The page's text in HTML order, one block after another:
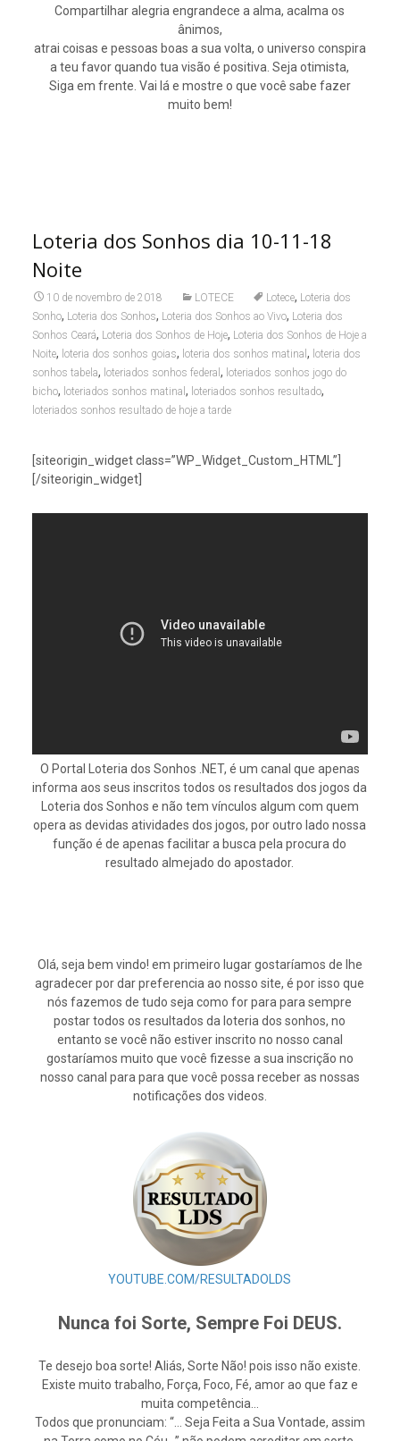
Compartilhar alegria engrandece a alma, acalma os
ânimos,
atrai coisas e pessoas boas a sua volta, o universo conspira
a teu favor quando tua visão é positiva. Seja otimista,
Siga em frente. Vai lá e mostre o que você sabe fazer
muito bem!
Loteria dos Sonhos dia 10-11-18
Noite
10 de novembro de 2018 LOTECE Lotece, Loteria dos
Sonho, Loteria dos Sonhos, Loteria dos Sonhos ao Vivo, Loteria dos
Sonhos Ceará, Loteria dos Sonhos de Hoje, Loteria dos Sonhos de Hoje a
Noite, loteria dos sonhos goias, loteria dos sonhos matinal , loteria dos
sonhos tabela, loteriados sonhos federal , loteriados sonhos jogo do
bicho, loteriados sonhos matinal , loteriados sonhos resultado,
loteriados sonhos resultado de hoje a tarde
[siteorigin_widget class=”WP_Widget_Custom_HTML”]
[/siteorigin_widget]
O Portal Loteria dos Sonhos .NET, é um canal que apenas
informa aos seus inscritos todos os resultados dos jogos da
Loteria dos Sonhos e não tem vínculos algum com quem
opera as devidas atividades dos jogos, por outro lado nossa
função é de apenas facilitar a busca pela procura do
resultado almejado do apostador.
Olá, seja bem vindo! em primeiro lugar gostaríamos de lhe
agradecer por dar preferencia ao nosso site, é por isso que
nós fazemos de tudo seja como for para para sempre
postar todos os resultados da loteria dos sonhos, no
entanto se você não estiver inscrito no nosso canal
gostaríamos muito que você fizesse a sua inscrição no
nosso canal para para que você possa receber as nossas
notificações dos videos.
YOUTUBE.COM/RESULTADOLDS
Nunca foi Sorte, Sempre Foi DEUS.
Te desejo boa sorte! Aliás, Sorte Não! pois isso não existe.
Existe muito trabalho, Força, Foco, Fé, amor ao que faz e
muita competência…
Todos que pronunciam: “… Seja Feita a Sua Vontade, assim